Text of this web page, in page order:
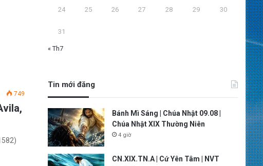
749
24 25 26 27 28 29 30
31
« Th7
Tin mới đăng
Bánh Mì Sáng | Chúa Nhật 09.08 |
Chúa Nhật XIX Thường Niên
4 giờ
CN.XIX.TN.A | Cứ Yên Tâm | NVT